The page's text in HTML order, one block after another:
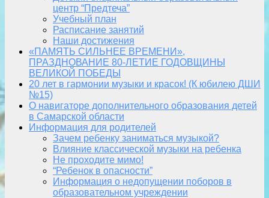
центр “Предтеча”
Учебный план
Расписание занятий
Наши достижения
«ПАМЯТЬ СИЛЬНЕЕ ВРЕМЕНИ»,
ПРАЗДНОВАНИЕ 80-ЛЕТИЕ ГОДОВЩИНЫ
ВЕЛИКОЙ ПОБЕДЫ
20 лет в гармонии музыки и красок! (К юбилею ДШИ
№15)
О навигаторе дополнительного образования детей
в Самарской области
Информация для родителей
Зачем ребенку заниматься музыкой?
Влияние классической музыки на ребенка
Не проходите мимо!
“Ребенок в опасности”
Информация о недопущении поборов в
образовательном учреждении